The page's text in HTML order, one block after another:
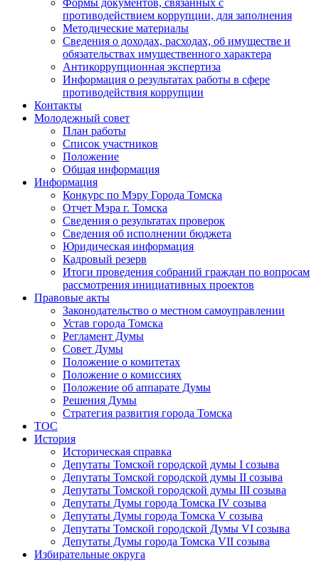
противодействием коррупции, для заполнения
Методические материалы
Сведения о доходах, расходах, об имуществе и
обязательствах имущественного характера
Антикоррупционная экспертиза
Информация о результатах работы в сфере
противодействия коррупции
Контакты
Молодежный совет
План работы
Список участников
Положение
Общая информация
Информация
Конкурс по Мэру Города Томска
Отчет Мэра г. Томска
Сведения о результатах проверок
Сведения об исполнении бюджета
Юридическая информация
Кадровый резерв
Итоги проведения собраний граждан по вопросам
рассмотрения инициативных проектов
Правовые акты
Законодательство о местном самоуправлении
Устав города Томска
Регламент Думы
Совет Думы
Положение о комитетах
Положение о комиссиях
Положение об аппарате Думы
Решения Думы
Стратегия развития города Томска
ТОС
История
Историческая справка
Депутаты Томской городской думы I созыва
Депутаты Томской городской думы II созыва
Депутаты Томской городской думы III созыва
Депутаты Думы города Томска IV созыва
Депутаты Думы города Томска V созыва
Депутаты Томской городской Думы VI созыва
Депутаты Думы города Томска VII созыва
Избирательные округа